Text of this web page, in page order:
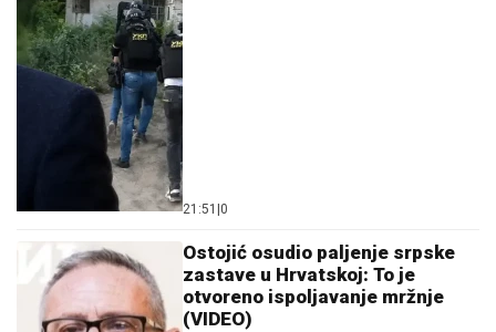
21:51 0
Ostojić osudio paljenje srpske
zastave u Hrvatskoj: To je
otvoreno ispoljavanje mržnje
(VIDEO)